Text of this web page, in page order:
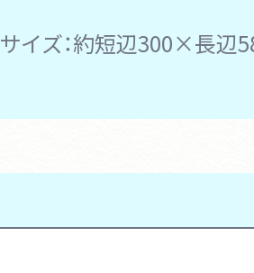
サイズ：約短辺300×長